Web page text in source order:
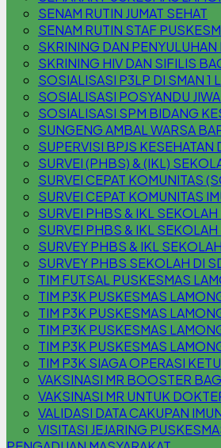
SENAM RUTIN JUMAT SEHAT
SENAM RUTIN STAF
SKRINING DAN
SKRINING HIV DAN SIFILIS
SOSIALISASI P3LP DI SMAN 1
SOSIALISASI POSYANDU
SOSIALISASI SPM BIDANG
SUNGENG AMBAL WARSA
SUPERVISI BPJS
SURVEI (PHBS) & (IKL)
SURVEI CEPAT KOMUNITAS
SURVEI CEPAT KOMUNITAS
SURVEI PHBS & IKL
SURVEI PHBS & IKL
SURVEY PHBS & IKL
SURVEY PHBS SEKOLAH DI
TIM FUTSAL PUSKESMAS
TIM P3K PUSKESMAS
TIM P3K PUSKESMAS
TIM P3K PUSKESMAS
TIM P3K PUSKESMAS
TIM P3K SIAGA OPERASI
VAKSINASI MR BOOSTER
VAKSINASI MR UNTUK
VALIDASI DATA CAKUPAN
VISITASI JEJARING